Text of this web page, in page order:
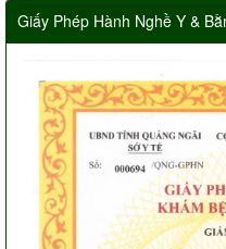
Giấy Phép Hành Nghề Y &